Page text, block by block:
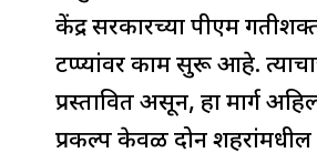
n
s
r
a
m
r
e
केंद्र सरकारच्या पीएम
टप्प्यांवर काम सुरू आहे.
प्रस्तावित असून, हा मार्ग
प्रकल्प केवळ दोन शहरांमधील